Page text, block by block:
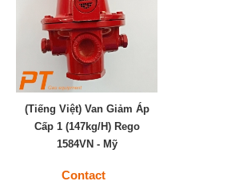
(Tiếng Việt) Van Giảm Áp
Cấp 1 (147kg/h) Rego
1584VN - Mỹ
Contact